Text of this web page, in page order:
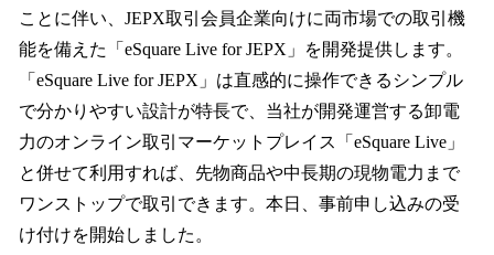
ことに伴い、JEPX取引会員企業向けに両市場での取引機
能を備えた「eSquare Live for JEPX」を開発提供します。
「eSquare Live for JEPX」は直感的に操作できるシンプル
で分かりやすい設計が特長で、当社が開発運営する卸電
力のオンライン取引マーケットプレイス「eSquare Live」
と併せて利用すれば、先物商品や中長期の現物電力まで
ワンストップで取引できます。本日、事前申し込みの受
け付けを開始しました。